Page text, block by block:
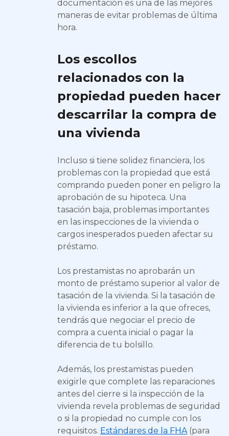
documentación es una de las mejores
maneras de evitar problemas de última
hora.
Los escollos
relacionados con la
propiedad pueden hacer
descarrilar la compra de
una vivienda
Incluso si tiene solidez financiera, los
problemas con la propiedad que está
comprando pueden poner en peligro la
aprobación de su hipoteca. Una
tasación baja, problemas importantes
en las inspecciones de la vivienda o
cargos inesperados pueden afectar su
préstamo.
Los prestamistas no aprobarán un
monto de préstamo superior al valor de
tasación de la vivienda. Si la tasación de
la vivienda es inferior a la que ofreces,
tendrás que negociar el precio de
compra a cuenta inicial o pagar la
diferencia de tu bolsillo.
Además, los prestamistas pueden
exigirle que complete las reparaciones
antes del cierre si la inspección de la
vivienda revela problemas de seguridad
o si la propiedad no cumple con los
requisitos. Estándares de la FHA(para